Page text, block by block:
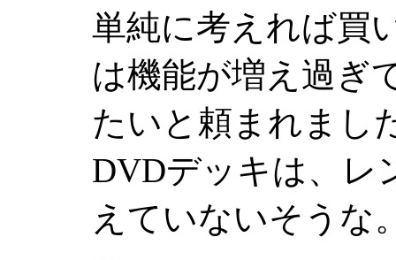
単純に考えれば買
は機能が増え過ぎ
たいと頼まれまし
DVDデッキは、レ
えていないそうな